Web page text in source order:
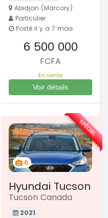
Abidjan (Marcory)
Particulier
Posté il y a 7 mois
6 500 000
FCFA
En vente
Voir détails
6
Hyundai Tucson
Tucson Canada
2021
SPÉCIAL